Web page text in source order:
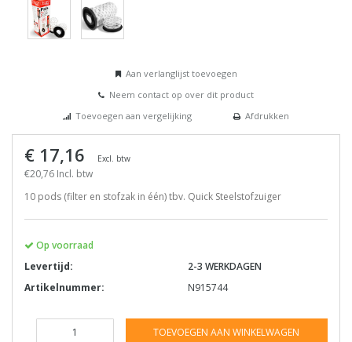
Aan verlanglijst toevoegen
Neem contact op over dit product
Toevoegen aan vergelijking
Afdrukken
€ 17,16 Excl. btw
€20,76 Incl. btw
10 pods (filter en stofzak in één) tbv. Quick Steelstofzuiger
Op voorraad
Levertijd:
2-3 WERKDAGEN
Artikelnummer:
N915744
TOEVOEGEN AAN WINKELWAGEN